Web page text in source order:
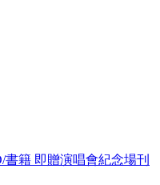
書籍 即贈演唱會紀念場刊